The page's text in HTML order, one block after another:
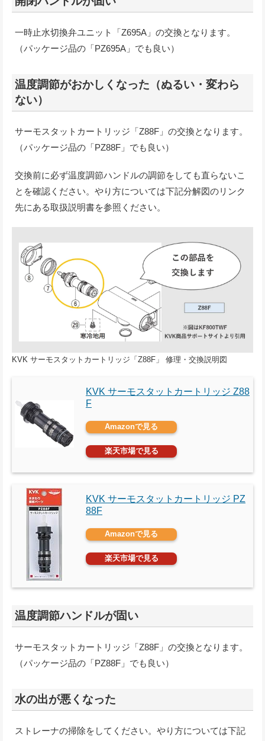
一時止水切換弁ユニット「Z695A」の交換となります。
（パッケージ品の「PZ695A」でも良い）
温度調節がおかしくなった（ぬるい・変わら
ない）
サーモスタットカートリッジ「Z88F」の交換となります。
（パッケージ品の「PZ88F」でも良い）
交換前に必ず温度調節ハンドルの調節をしても直らないこ
とを確認ください。やり方については下記分解図のリンク
先にある取扱説明書を参照ください。
KVK サーモスタットカートリッジ「Z88F」 修理・交換説明図
KVK サーモスタットカートリッジ Z88
F
Amazonで見る
楽天市場で見る
KVK サーモスタットカートリッジ PZ
88F
Amazonで見る
楽天市場で見る
温度調節ハンドルが固い
サーモスタットカートリッジ「Z88F」の交換となります。
（パッケージ品の「PZ88F」でも良い）
水の出が悪くなった
ストレーナの掃除をしてください。やり方については下記